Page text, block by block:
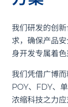
我们研发的创
求，确保产品
身开发专属着色
我们凭借广博而
POY、FDY、
浓缩科技之力